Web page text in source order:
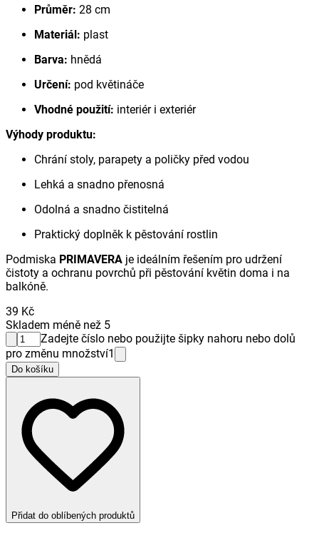
Průměr: 28 cm
Materiál: plast
Barva: hnědá
Určení: pod květináče
Vhodné použití: interiér i exteriér
Výhody produktu:
Chrání stoly, parapety a poličky před vodou
Lehká a snadno přenosná
Odolná a snadno čistitelná
Praktický doplněk k pěstování rostlin
Podmiska PRIMAVERA je ideálním řešením pro udržení
čistoty a ochranu povrchů při pěstování květin doma i na
balkóně.
39 Kč
Skladem méně než 5
Zadejte číslo nebo použijte šipky nahoru nebo dolů
pro změnu množství1
Do košíku
Přidat do oblíbených produktů